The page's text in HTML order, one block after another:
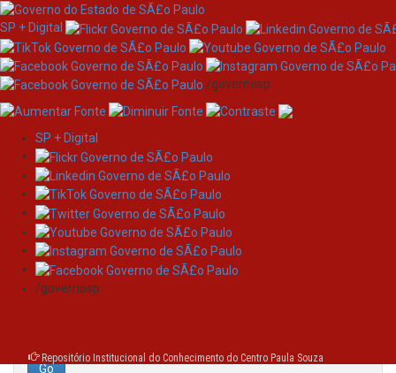
Skip
navigation
SP + Digital
/governosp
SP + Digital
/governosp
Repositório Institucional do Conhecimento do Centro Paula Souza
Search
Search: